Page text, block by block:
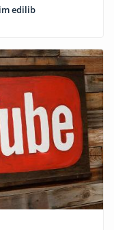
edilib